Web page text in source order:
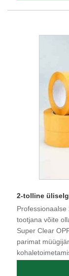
2-tolline
tootjana võite
Super Clear
parimat